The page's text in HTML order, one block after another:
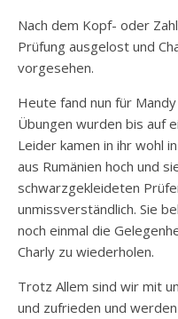
Nach dem Kopf- oder
Prüfung ausgelost und
vorgesehen.
Heute fand nun für
Übungen wurden bis auf
Leider kamen in ihr wohl
aus Rumänien hoch und
schwarzgekleideten
unmissverständlich. Sie
noch einmal die
Charly zu wiederholen.
Trotz Allem sind wir mit
und zufrieden und